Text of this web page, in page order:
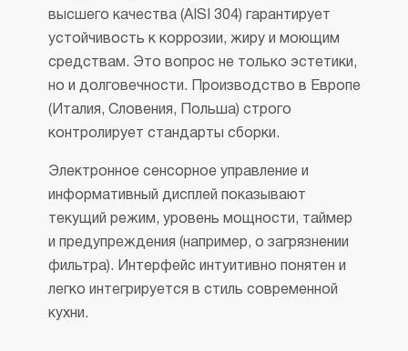
высшего качества (AISI 304) гарантирует
устойчивость к коррозии, жиру и моющим
средствам. Это вопрос не только эстетики,
но и долговечности. Производство в Европе
(Италия, Словения, Польша) строго
контролирует стандарты сборки.
Электронное сенсорное управление и
информативный дисплей показывают
текущий режим, уровень мощности, таймер
и предупреждения (например, о загрязнении
фильтра). Интерфейс интуитивно понятен и
легко интегрируется в стиль современной
кухни.